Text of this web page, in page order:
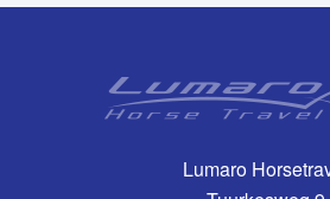
Lumaro